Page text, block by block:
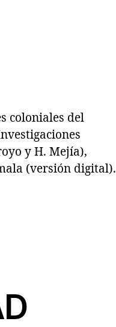
coloniales del
y H. Mejía),
(versión digital).